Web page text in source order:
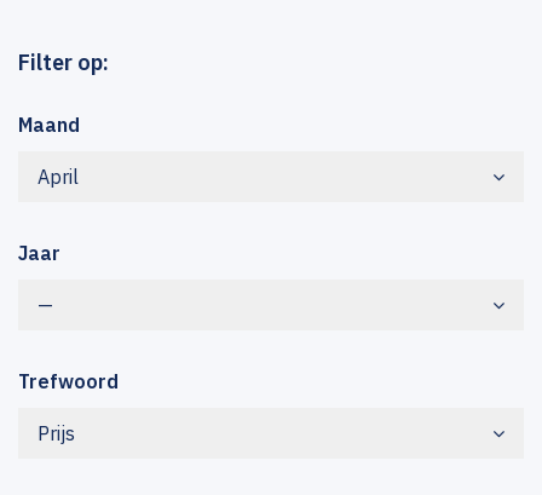
Filter op:
Maand
April
Jaar
—
Trefwoord
Prijs